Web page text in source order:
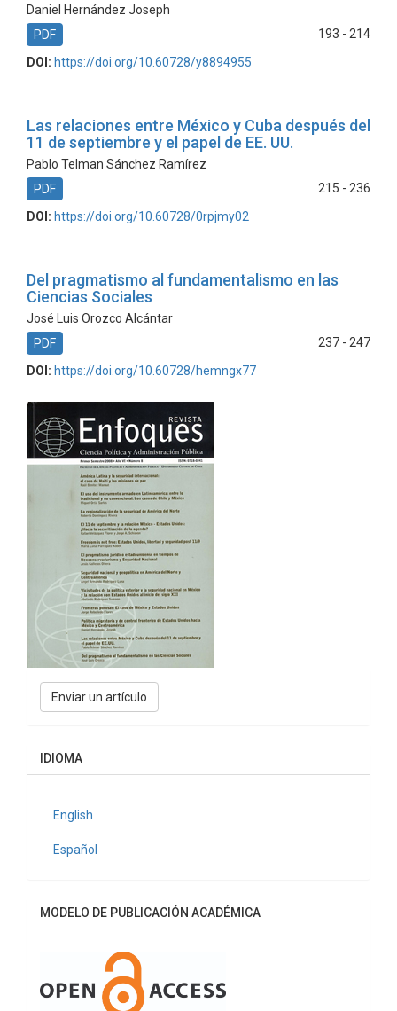
Daniel Hernández Joseph
193 - 214
PDF
DOI: https://doi.org/10.60728/y8894955
Las relaciones entre México y Cuba después del
11 de septiembre y el papel de EE. UU.
Pablo Telman Sánchez Ramírez
215 - 236
PDF
DOI: https://doi.org/10.60728/0rpjmy02
Del pragmatismo al fundamentalismo en las
Ciencias Sociales
José Luis Orozco Alcántar
237 - 247
PDF
DOI: https://doi.org/10.60728/hemngx77
Enviar
unEnviar un artículo
IDIOMA
English
Español
MODELO DE PUBLICACIÓN ACADÉMICA